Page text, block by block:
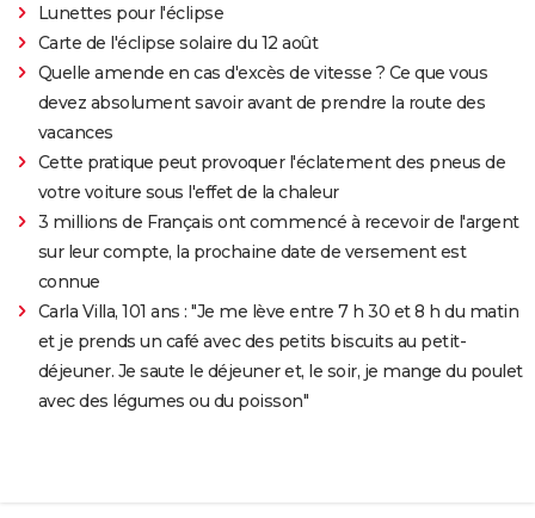
Lunettes pour l'éclipse
Carte de l'éclipse solaire du 12 août
Quelle amende en cas d'excès de vitesse ? Ce que vous
devez absolument savoir avant de prendre la route des
vacances
Cette pratique peut provoquer l'éclatement des pneus de
votre voiture sous l'effet de la chaleur
3 millions de Français ont commencé à recevoir de l'argent
sur leur compte, la prochaine date de versement est
connue
Carla Villa, 101 ans : "Je me lève entre 7 h 30 et 8 h du matin
et je prends un café avec des petits biscuits au petit-
déjeuner. Je saute le déjeuner et, le soir, je mange du poulet
avec des légumes ou du poisson"